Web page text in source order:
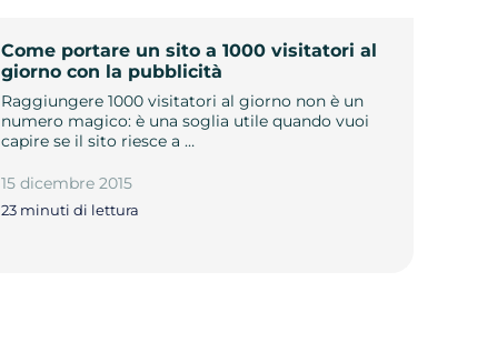
Come portare un sito a 1000 visitatori al
giorno con la pubblicità
Raggiungere 1000 visitatori al giorno non è un
numero magico: è una soglia utile quando vuoi
capire se il sito riesce a …
15 dicembre 2015
23 minuti di lettura